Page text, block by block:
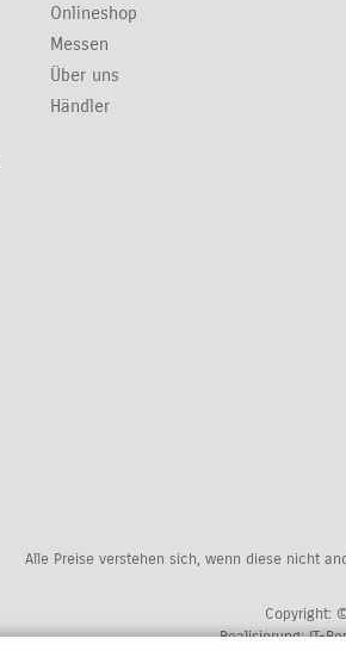
Onlineshop
Messen
Über uns
Händler
Alle Preise verstehen sich, wenn diese nicht
Copyright:
Realisierung:IT-